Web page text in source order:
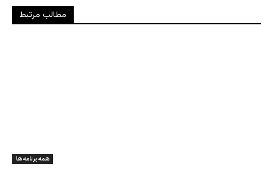
مطالب مرتبط
همه برنامه ها